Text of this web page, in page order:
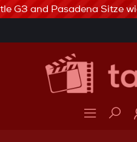
3% Skonto bei
G3 and Pasadena Sitze